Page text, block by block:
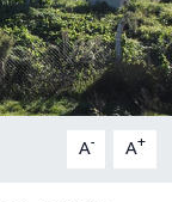
A- A+